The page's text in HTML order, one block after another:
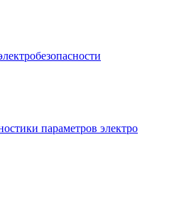
параметров электро